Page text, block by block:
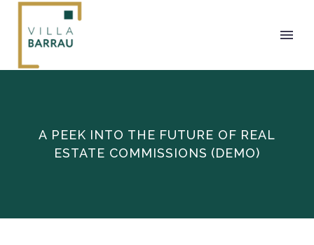
A PEEK INTO THE FUTURE OF REAL
ESTATE COMMISSIONS (DEMO)